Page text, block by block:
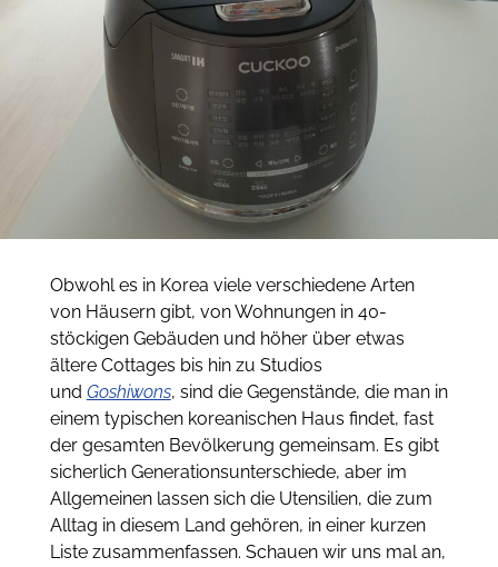
Obwohl es in Korea viele verschiedene Arten
von Häusern gibt, von Wohnungen in 40-
stöckigen Gebäuden und höher über etwas
ältere Cottages bis hin zu Studios
und Goshiwons, sind die Gegenstände, die man in
einem typischen koreanischen Haus findet, fast
der gesamten Bevölkerung gemeinsam. Es gibt
sicherlich Generationsunterschiede, aber im
Allgemeinen lassen sich die Utensilien, die zum
Alltag in diesem Land gehören, in einer kurzen
Liste zusammenfassen. Schauen wir uns mal an,